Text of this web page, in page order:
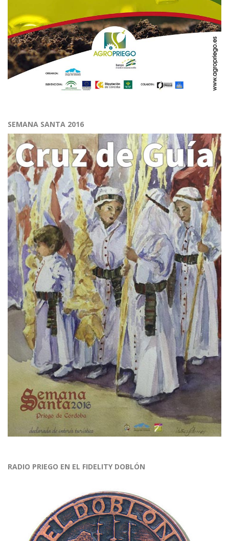
SEMANA SANTA 2016
RADIO PRIEGO EN EL FIDELITY DOBLÓN